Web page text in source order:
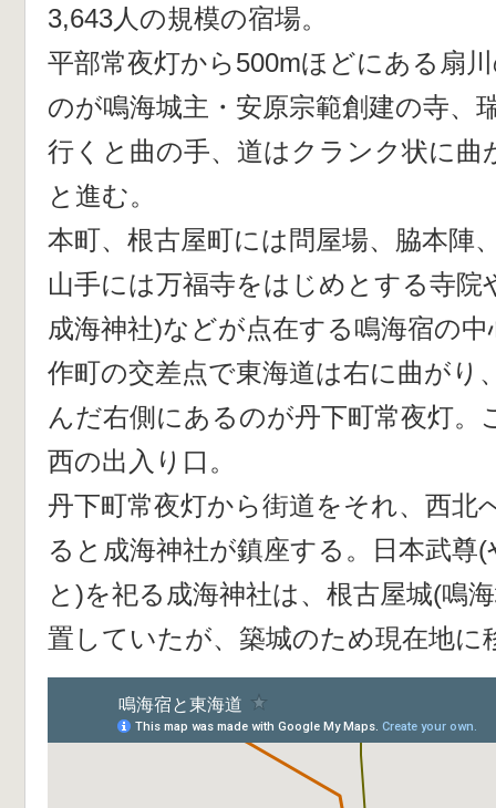
3,643人の規模の宿場。
平部常夜灯から500mほどにある扇
のが鳴海城主・安原宗範創建の寺、
行くと曲の手、道はクランク状に曲
と進む。
本町、根古屋町には問屋場、脇本陣
山手には万福寺をはじめとする寺院
成海神社)などが点在する鳴海宿の中
作町の交差点で東海道は右に曲がり
んだ右側にあるのが丹下町常夜灯。
西の出入り口。
丹下町常夜灯から街道をそれ、西北
ると成海神社が鎮座する。日本武尊
と)を祀る成海神社は、根古屋城(鳴
置していたが、築城のため現在地に